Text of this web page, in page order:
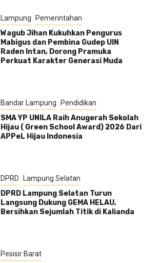
Lampung Pemerintahan
Wagub Jihan Kukuhkan Pengurus
Mabigus dan Pembina Gudep UIN
Raden Intan, Dorong Pramuka
Perkuat Karakter Generasi Muda
Bandar Lampung Pendidikan
SMA YP UNILA Raih Anugerah Sekolah
Hijau ( Green School Award) 2026 Dari
APPeL Hijau Indonesia
DPRD Lampung Selatan
DPRD Lampung Selatan Turun
Langsung Dukung GEMA HELAU,
Bersihkan Sejumlah Titik di Kalianda
Pesisir Barat